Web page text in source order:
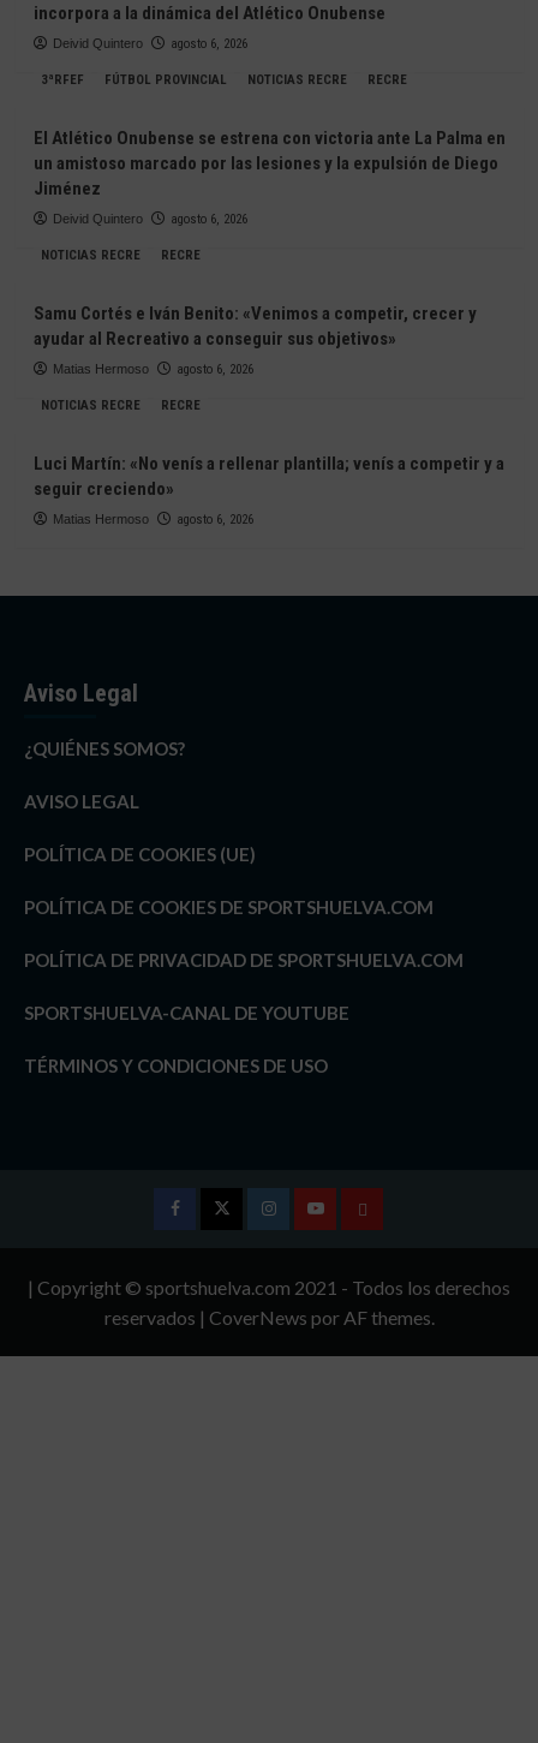
incorpora a la dinámica del Atlético Onubense
Deivid Quintero agosto 6, 2026
3ªRFEF FÚTBOL PROVINCIAL NOTICIAS RECRE RECRE
El Atlético Onubense se estrena con victoria ante La Palma en
un amistoso marcado por las lesiones y la expulsión de Diego
Jiménez
Deivid Quintero agosto 6, 2026
NOTICIAS RECRE RECRE
Samu Cortés e Iván Benito: «Venimos a competir, crecer y
ayudar al Recreativo a conseguir sus objetivos»
Matias Hermoso agosto 6, 2026
NOTICIAS RECRE RECRE
Luci Martín: «No venís a rellenar plantilla; venís a competir y a
seguir creciendo»
Matias Hermoso agosto 6, 2026
Aviso Legal
¿QUIÉNES SOMOS?
AVISO LEGAL
POLÍTICA DE COOKIES (UE)
POLÍTICA DE COOKIES DE SPORTSHUELVA.COM
POLÍTICA DE PRIVACIDAD DE SPORTSHUELVA.COM
SPORTSHUELVA-CANAL DE YOUTUBE
TÉRMINOS Y CONDICIONES DE USO
InstagramYoutubeTÉRMINOS
CONDICIONES
| Copyright © sportshuelva.com 2021 - Todos los derechos
reservados | CoverNews por AF themes.